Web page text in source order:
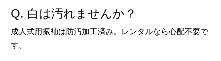
Q. 白は汚れませんか？
成人式用振袖は防汚加工済み。レンタルなら心配不要で
す。